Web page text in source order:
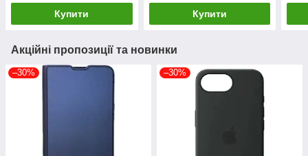
Купити Купити
Акційні пропозиції та новинки
–30% –30%